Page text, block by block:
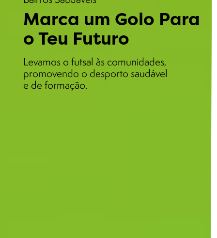
Marca um Golo Para
o Teu Futuro
Levamos o futsal às comunidades,
promovendo o desporto saudável
e de formação.